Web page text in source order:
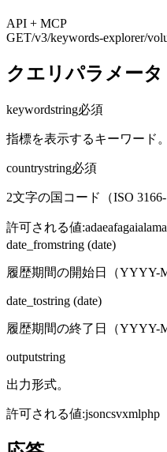
API + MCP
GET/v3/keywords-explorer/
クエリパラメータ
keywordstring必須
指標を表示するキーワード。
countrystring必須
2文字の国コード（ISO 3166-
許可される値:adaeafagaialam
date_fromstring (date)
履歴期間の開始日（YYYY-
date_tostring (date)
履歴期間の終了日（YYYY-
outputstring
出力形式。
許可される値:jsoncsvxmlphp